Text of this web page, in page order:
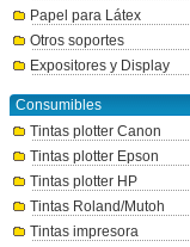
Papel para Látex
Otros soportes
Expositores y Display
Consumibles
Tintas plotter Canon
Tintas plotter Epson
Tintas plotter HP
Tintas Roland/Mutoh
Tintas impresora